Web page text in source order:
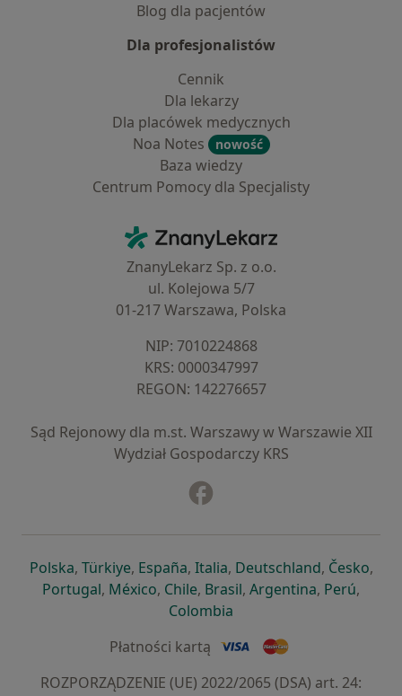
Blog dla pacjentów
Dla profesjonalistów
Cennik
Dla lekarzy
Dla placówek medycznych
Noa Notes
nowość
Baza wiedzy
Centrum Pomocy dla Specjalisty
ZnanyLekarz - Strona główna
ZnanyLekarz Sp. z o.o.
ul. Kolejowa 5/7
01-217 Warszawa, Polska
NIP: ⁠7010224868
KRS: ⁠0000347997
REGON: ⁠142276657
Sąd Rejonowy dla m.st. Warszawy w Warszawie XII
Wydział Gospodarczy KRS
Polskaotwiera się w nowej karcie
, Türkiyeotwiera się w nowej karcie
, Españaotwiera się w nowej karcie
, Italiaotwiera się w nowej
, Deutschlandotwiera się
, Česko,
Portugalotwiera się w nowej karcie
, Méxicootwiera się w nowej karcie
, Chileotwiera się w nowej karcie
, Brasilotwiera się w nowej
, Argentinaotwiera się
, Perú,
Colombia
Płatności kartą
ROZPORZĄDZENIE (UE) 2022/2065 (DSA) art. 24: